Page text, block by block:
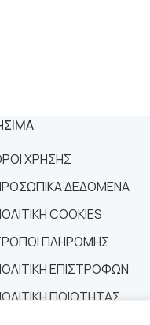
ΧΡΗΣΗΣ
ΔΕΔΟΜΕΝΑ
COOKIES
ΠΛΗΡΩΜΗΣ
ΕΠΙΣΤΡΟΦΩΝ
ΠΟΙΟΤΗΤΑΣ